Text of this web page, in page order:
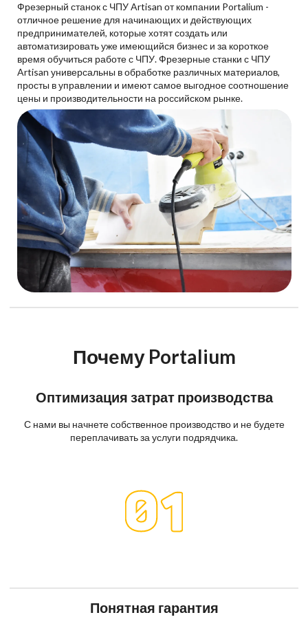
Фрезерный станок с ЧПУ Artisan от компании Portalium -
отличное решение для начинающих и действующих
предпринимателей, которые хотят создать или
автоматизировать уже имеющийся бизнес и за короткое
время обучиться работе с ЧПУ. Фрезерные станки с ЧПУ
Artisan универсальны в обработке различных материалов,
просты в управлении и имеют самое выгодное соотношение
цены и производительности на российском рынке.
Почему Portalium
Оптимизация затрат производства
С нами вы начнете собственное производство и не будете
переплачивать за услуги подрядчика.
Понятная гарантия